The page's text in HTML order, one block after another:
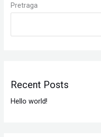
Pretraga
Recent Posts
Hello world!